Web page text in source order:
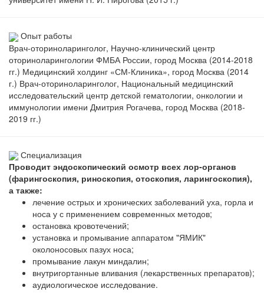
Опыт работы
Врач-оториноларинголог, Научно-клинический центр
оториноларингологии ФМБА России, город Москва (2014-2018
гг.) Медицинский холдинг «СМ-Клиника», город Москва (2014
г.) Врач-оториноларинголог, Национальный медицинский
исследовательский центр детской гематологии, онкологии и
иммунологии имени Дмитрия Рогачева, город Москва (2018-
2019 гг.)
Специализация
Проводит эндоскопический осмотр всех лор-органов
(фарингоскопия, риноскопия, отоскопия, ларингоскопия),
а также:
лечение острых и хронических заболеваний уха, горла и
носа у с применением современных методов;
остановка кровотечений;
установка и промывание аппаратом "ЯМИК"
околоносовых пазух носа;
промывание лакун миндалин;
внутригортанные вливания (лекарственных препаратов);
аудиологическое исследование.